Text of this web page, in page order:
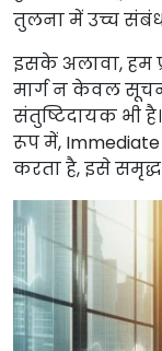
तुलना में उच्च
इसके अलावा, हम
मार्ग न केवल
संतुष्टिदायक भी
रूप में,
करता है, इसे समृद्ध